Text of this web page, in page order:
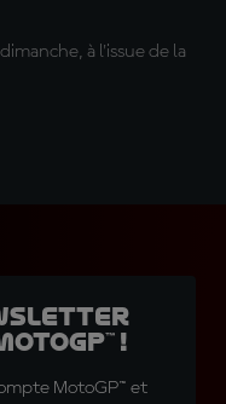
à l'issue de la
!
MotoGP™ et